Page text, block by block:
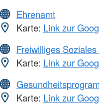
Ehrenamt
Karte: Link zur
Freiwilliges
Karte: Link zur
Karte: Link zur